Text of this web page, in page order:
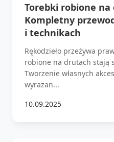
Torebki robione
Kompletny
i technikach
Rękodzieło przeżywa
robione na drutach stają
Tworzenie własnych
wyrażan...
10.09.2025